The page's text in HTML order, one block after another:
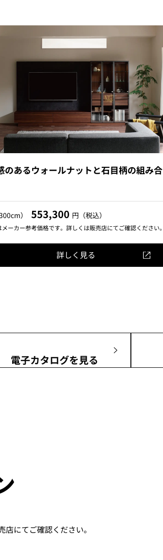
のあるウォールナットと石目柄の組み合
） 553,300 円（税込）
ーカー参考価格です。詳しくは販売店にてご確認ください。
詳しく見る
電子カタログを見る
にてご確認ください。